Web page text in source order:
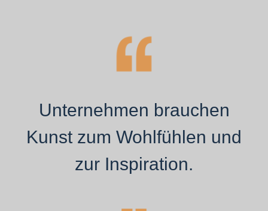
Unternehmen brauchen
Kunst zum Wohlfühlen und
zur Inspiration.